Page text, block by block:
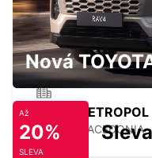
OHRID - MACEDONIA
OHRID
OHRID - MACEDONIA
Nová
Až
20%
SLEVA